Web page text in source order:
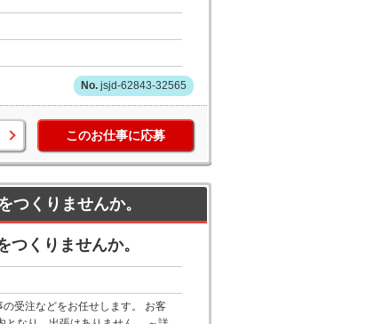
jsjd-62843-32565
このお仕事に応募
つくりませんか。
くりませんか。
受注などをお任せします。 お客